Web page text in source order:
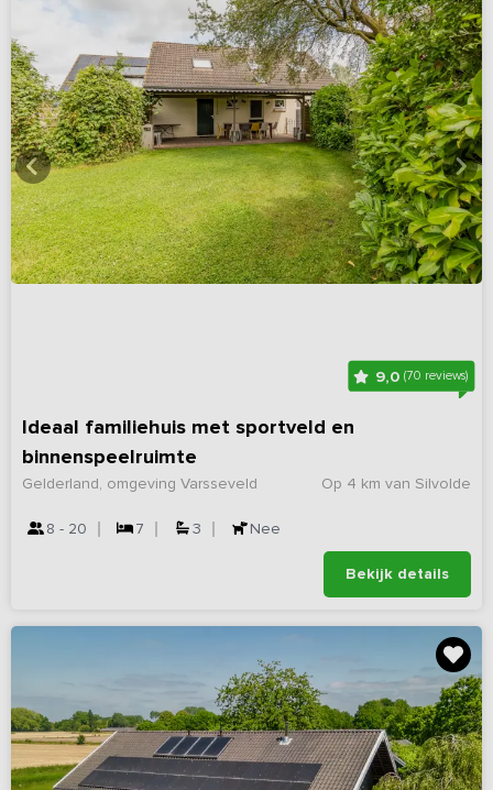
9,0 (70 reviews)
Ideaal familiehuis met sportveld en
binnenspeelruimte
Op 4 km van Silvolde
Gelderland, omgeving Varsseveld
8 - 20 7 3 Nee
Bekijk details